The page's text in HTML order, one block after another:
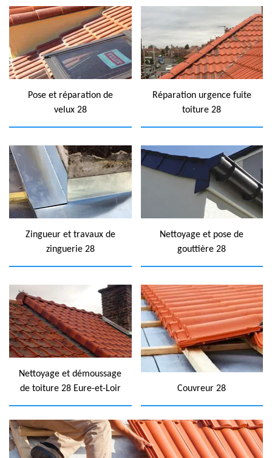
Pose et réparation de
velux 28
Réparation urgence fuite
toiture 28
Zingueur et travaux de
zinguerie 28
Nettoyage et pose de
gouttière 28
Nettoyage et démoussage
de toiture 28 Eure-et-Loir
Couvreur 28